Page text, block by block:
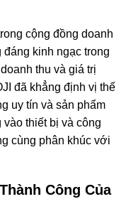
cộng đồng doanh
kinh ngạc trong
thu và giá trị
đã khẳng định vị thế
uy tín và sản phẩm
thiết bị và công
cùng phân khúc với
Công Của